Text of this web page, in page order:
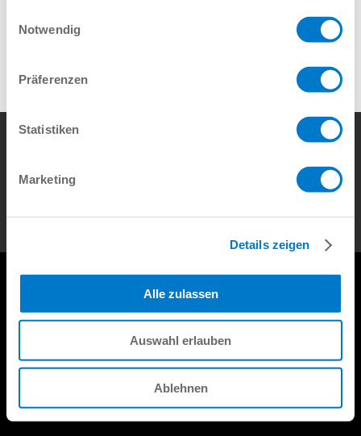
Notwendig
Präferenzen
Statistiken
Marketing
Details zeigen
Alle zulassen
Auswahl erlauben
Ablehnen
Recent Comments